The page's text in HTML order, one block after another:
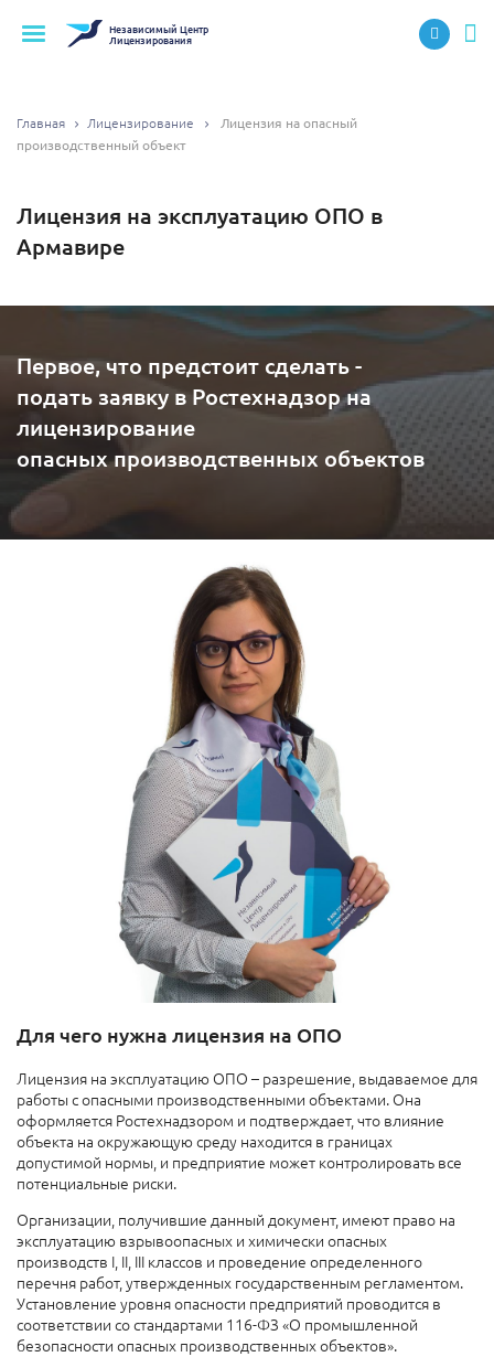
НезависимыйЦентр
Лицензирования
Главная Лицензирование
Лицензия на опасный
производственный объект
Лицензия на эксплуатацию ОПО в
Армавире
Первое, что предстоит сделать -
подать заявку в Ростехнадзор на
лицензирование
опасных производственных объектов
Для чего нужна лицензия на ОПО
Лицензия на эксплуатацию ОПО – разрешение, выдаваемое для
работы с опасными производственными объектами. Она
оформляется Ростехнадзором и подтверждает, что влияние
объекта на окружающую среду находится в границах
допустимой нормы, и предприятие может контролировать все
потенциальные риски.
Организации, получившие данный документ, имеют право на
эксплуатацию взрывоопасных и химически опасных
производств I, II, III классов и проведение определенного
перечня работ, утвержденных государственным регламентом.
Установление уровня опасности предприятий проводится в
соответствии со стандартами 116-ФЗ «О промышленной
безопасности опасных производственных объектов».